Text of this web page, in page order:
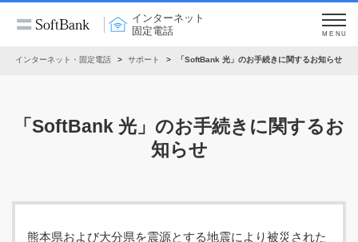
インターネット
固定電話
MENU
インターネット・固定電話 サポート 「SoftBank 光」のお手続きに関するお知らせ
「SoftBank 光」のお手続きに関するお
知らせ
熊本県および大分県を震源とする地震により被災された